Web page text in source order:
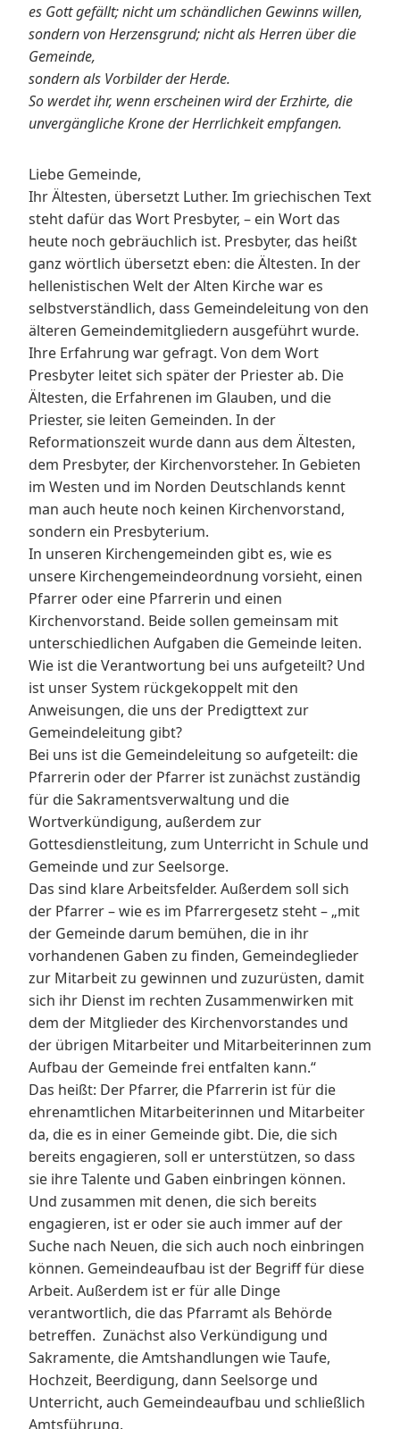
es Gott gefällt; nicht um schändlichen Gewinns willen,
sondern von Herzensgrund; nicht als Herren über die
Gemeinde,
sondern als Vorbilder der Herde.
So werdet ihr, wenn erscheinen wird der Erzhirte, die
unvergängliche Krone der Herrlichkeit empfangen.
Liebe Gemeinde,
Ihr Ältesten, übersetzt Luther. Im griechischen Text
steht dafür das Wort Presbyter, – ein Wort das
heute noch gebräuchlich ist. Presbyter, das heißt
ganz wörtlich übersetzt eben: die Ältesten. In der
hellenistischen Welt der Alten Kirche war es
selbstverständlich, dass Gemeindeleitung von den
älteren Gemeindemitgliedern ausgeführt wurde.
Ihre Erfahrung war gefragt. Von dem Wort
Presbyter leitet sich später der Priester ab. Die
Ältesten, die Erfahrenen im Glauben, und die
Priester, sie leiten Gemeinden. In der
Reformationszeit wurde dann aus dem Ältesten,
dem Presbyter, der Kirchenvorsteher. In Gebieten
im Westen und im Norden Deutschlands kennt
man auch heute noch keinen Kirchenvorstand,
sondern ein Presbyterium.
In unseren Kirchengemeinden gibt es, wie es
unsere Kirchengemeindeordnung vorsieht, einen
Pfarrer oder eine Pfarrerin und einen
Kirchenvorstand. Beide sollen gemeinsam mit
unterschiedlichen Aufgaben die Gemeinde leiten.
Wie ist die Verantwortung bei uns aufgeteilt? Und
ist unser System rückgekoppelt mit den
Anweisungen, die uns der Predigttext zur
Gemeindeleitung gibt?
Bei uns ist die Gemeindeleitung so aufgeteilt: die
Pfarrerin oder der Pfarrer ist zunächst zuständig
für die Sakramentsverwaltung und die
Wortverkündigung, außerdem zur
Gottesdienstleitung, zum Unterricht in Schule und
Gemeinde und zur Seelsorge.
Das sind klare Arbeitsfelder. Außerdem soll sich
der Pfarrer – wie es im Pfarrergesetz steht – „mit
der Gemeinde darum bemühen, die in ihr
vorhandenen Gaben zu finden, Gemeindeglieder
zur Mitarbeit zu gewinnen und zuzurüsten, damit
sich ihr Dienst im rechten Zusammenwirken mit
dem der Mitglieder des Kirchenvorstandes und
der übrigen Mitarbeiter und Mitarbeiterinnen zum
Aufbau der Gemeinde frei entfalten kann.“
Das heißt: Der Pfarrer, die Pfarrerin ist für die
ehrenamtlichen Mitarbeiterinnen und Mitarbeiter
da, die es in einer Gemeinde gibt. Die, die sich
bereits engagieren, soll er unterstützen, so dass
sie ihre Talente und Gaben einbringen können.
Und zusammen mit denen, die sich bereits
engagieren, ist er oder sie auch immer auf der
Suche nach Neuen, die sich auch noch einbringen
können. Gemeindeaufbau ist der Begriff für diese
Arbeit. Außerdem ist er für alle Dinge
verantwortlich, die das Pfarramt als Behörde
betreffen. Zunächst also Verkündigung und
Sakramente, die Amtshandlungen wie Taufe,
Hochzeit, Beerdigung, dann Seelsorge und
Unterricht, auch Gemeindeaufbau und schließlich
Amtsführung.